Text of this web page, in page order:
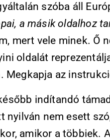
szóba áll
a másik oldalhoz
mert vele minek. Ő
oldalát
Megkapja az
indítandó
nyilván nem esett
amikor a többiek.